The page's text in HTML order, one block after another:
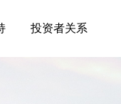
投资者关系